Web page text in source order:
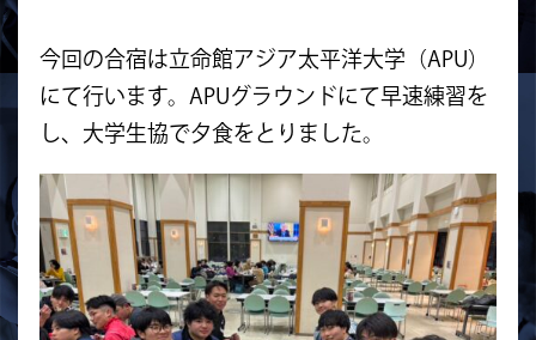
今回の合宿は立命館アジア太平洋大学（APU）
にて行います。APUグラウンドにて早速練習を
し、大学生協で夕食をとりました。